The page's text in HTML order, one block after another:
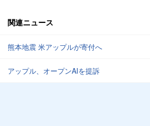
関連ニュース
熊本地震 米アップルが寄付へ
アップル、オープンAIを提訴